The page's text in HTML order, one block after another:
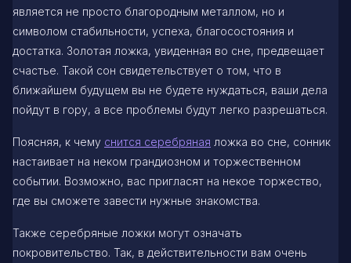
является не просто благородным металлом, но и
символом стабильности, успеха, благосостояния и
достатка. Золотая ложка, увиденная во сне, предвещает
счастье. Такой сон свидетельствует о том, что в
ближайшем будущем вы не будете нуждаться, ваши дела
пойдут в гору, а все проблемы будут легко разрешаться.
Поясняя, к чему снится серебряная ложка во сне, сонник
настаивает на неком грандиозном и торжественном
событии. Возможно, вас пригласят на некое торжество,
где вы сможете завести нужные знакомства.
Также серебряные ложки могут означать
покровительство. Так, в действительности вам очень